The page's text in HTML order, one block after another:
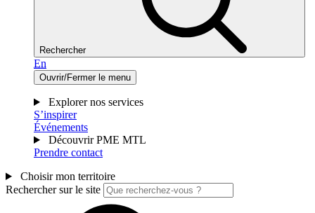
Rechercher
En
Ouvrir/Fermer le menu
Explorer nos services
S’inspirer
Événements
Découvrir PME MTL
Prendre contact
Choisir mon territoire
Rechercher sur le site